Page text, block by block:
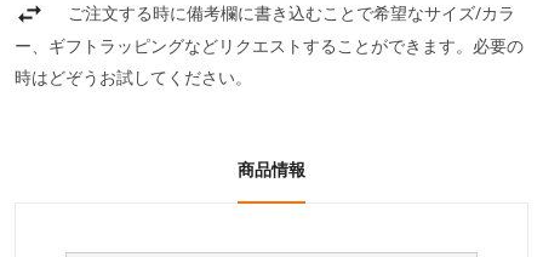
ご注文する時に備考欄に書き込むことで希望なサイズ/カラ
ー、ギフトラッピングなどリクエストすることができます。必要の
時はどぞうお試してください。
商品情報